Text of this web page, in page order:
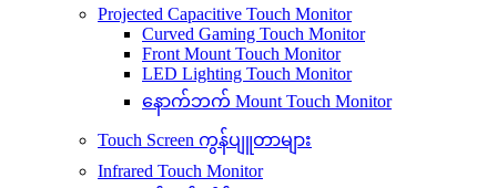
Projected Capacitive Touch Monitor
Curved Gaming Touch Monitor
Front Mount Touch Monitor
LED Lighting Touch Monitor
နောက်ဘက် Mount Touch Monitor
Touch Screen ကွန်ပျူတာများ
Infrared Touch Monitor